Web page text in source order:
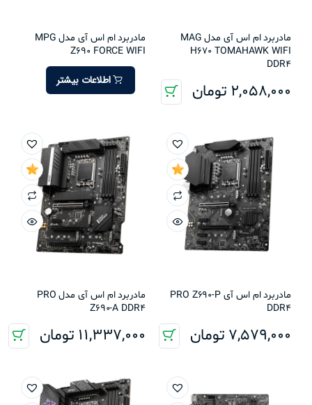
مادربرد ام اس آی مدل MAG
H670 TOMAHAWK WIFI
DDR4
2,058,000 تومان
مادربرد ام اس آی مدل MPG
Z690 FORCE WIFI
اطلاعات بیشتر
مادربرد ام اس آی PRO Z690-P
DDR4
7,579,000 تومان
مادربرد ام اس آی مدل PRO
Z690-A DDR4
11,337,000 تومان